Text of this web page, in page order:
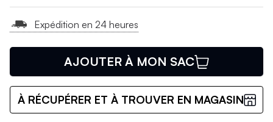
Expédition en 24 heures
AJOUTER À MON SAC
À RÉCUPÉRER ET À TROUVER EN MAGASIN